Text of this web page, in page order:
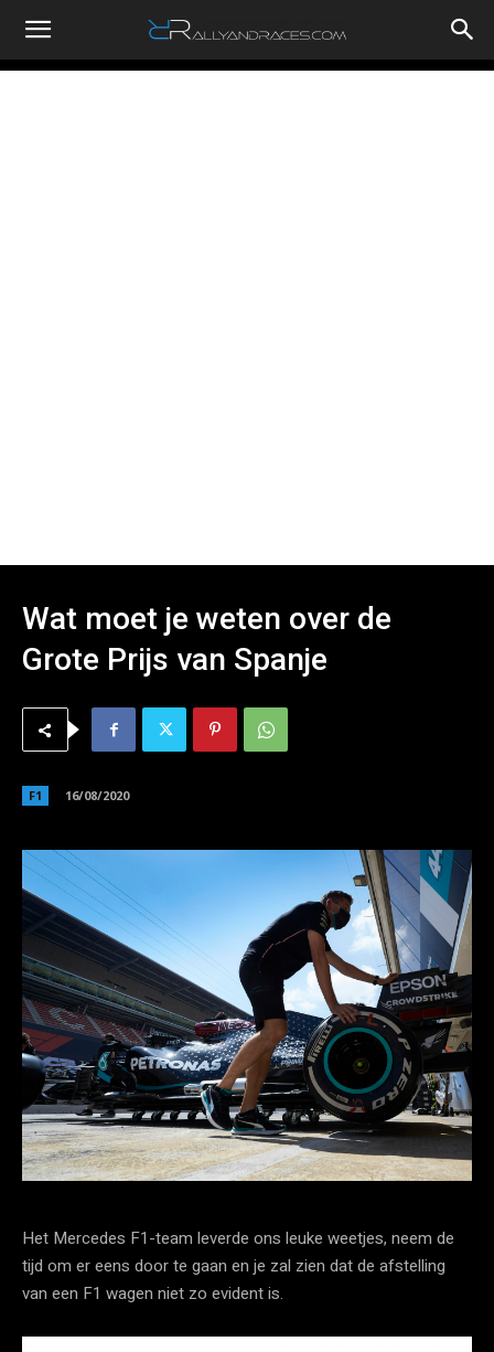
RallyandRaces.com
Wat moet je weten over de
Grote Prijs van Spanje
F1 16/08/2020
Het Mercedes F1-team leverde ons leuke weetjes, neem de
tijd om er eens door te gaan en je zal zien dat de afstelling
van een F1 wagen niet zo evident is.